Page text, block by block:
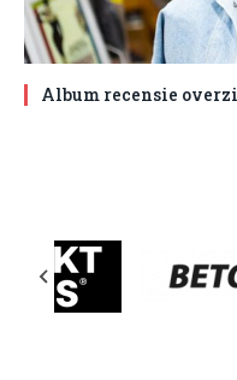
Album recensie